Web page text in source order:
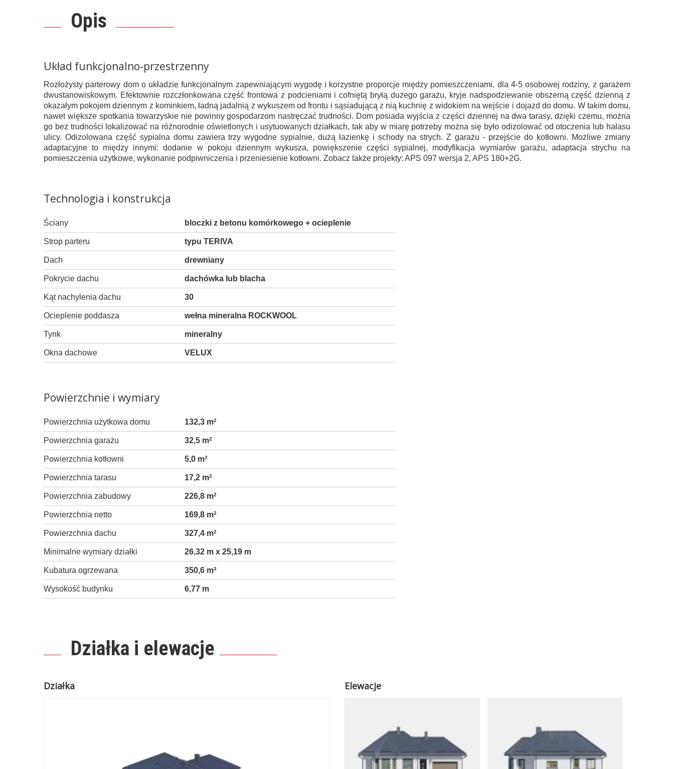
Opis
Układ funkcjonalno-przestrzenny
Rozłożysty parterowy dom o układzie funkcjonalnym zapewniającym wygodę i korzystne proporcje między pomieszczeniami, dla 4-5 osobowej rodziny, z garażem
dwustanowiskowym. Efektownie rozczłonkowana część frontowa z podcieniami i cofniętą bryłą dużego garażu, kryje nadspodziewanie obszerną część dzienną z
okazałym pokojem dziennym z kominkiem, ładną jadalnią z wykuszem od frontu i sąsiadującą z nią kuchnię z widokiem na wejście i dojazd do domu. W takim domu,
nawet większe spotkania towarzyskie nie powinny gospodarzom nastręczać trudności. Dom posiada wyjścia z części dziennej na dwa tarasy, dzięki czemu, można
go bez trudności lokalizować na różnorodnie oświetlonych i usytuowanych działkach, tak aby w miarę potrzeby można się było odizolować od otoczenia lub hałasu
ulicy. Odizolowana część sypialna domu zawiera trzy wygodne sypialnie, dużą łazienkę i schody na strych. Z garażu - przejście do kotłowni. Możliwe zmiany
adaptacyjne to między innymi: dodanie w pokoju dziennym wykusza, powiększenie części sypialnej, modyfikacja wymiarów garażu, adaptacja strychu na
pomieszczenia użytkowe, wykonanie podpiwniczenia i przeniesienie kotłowni. Zobacz także projekty: APS 097 wersja 2, APS 180+2G.
Technologia i konstrukcja
Ściany bloczki z betonu komórkowego + ocieplenie
Strop parteru typu TERIVA
Dach drewniany
Pokrycie dachu dachówka lub blacha
Kąt nachylenia dachu 30
Ocieplenie poddasza wełna mineralna ROCKWOOL
Tynk mineralny
Okna dachowe VELUX
Powierzchnie i wymiary
Powierzchnia użytkowa domu 132,3 m2
Powierzchnia garażu 32,5 m2
Powierzchnia kotłowni 5,0 m2
Powierzchnia tarasu 17,2 m2
Powierzchnia zabudowy 226,8 m2
Powierzchnia netto 169,8 m2
Powierzchnia dachu 327,4 m2
Minimalne wymiary działki 26,32 m x 25,19 m
Kubatura ogrzewana 350,6 m3
Wysokość budynku 6,77 m
Działka i elewacje
Działka Elewacje